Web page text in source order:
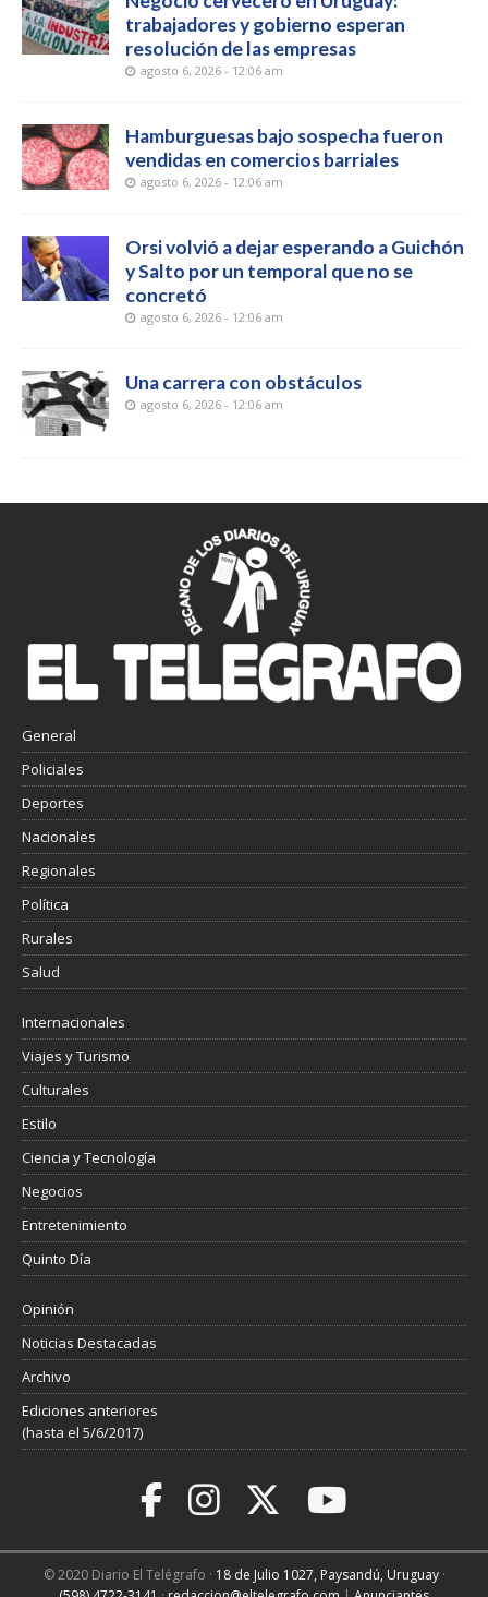
trabajadores y gobierno esperan
resolución de las empresas
agosto 6, 2026 - 12:06 am
Hamburguesas bajo sospecha fueron
vendidas en comercios barriales
agosto 6, 2026 - 12:06 am
Orsi volvió a dejar esperando a Guichón
y Salto por un temporal que no se
concretó
agosto 6, 2026 - 12:06 am
Una carrera con obstáculos
agosto 6, 2026 - 12:06 am
General
Policiales
Deportes
Nacionales
Regionales
Política
Rurales
Salud
Internacionales
Viajes y Turismo
Culturales
Estilo
Ciencia y Tecnología
Negocios
Entretenimiento
Quinto Día
Opinión
Noticias Destacadas
Archivo
Ediciones anteriores
(hasta el 5/6/2017)
© 2020 Diario El Telégrafo · 18 de Julio 1027, Paysandú, Uruguay·